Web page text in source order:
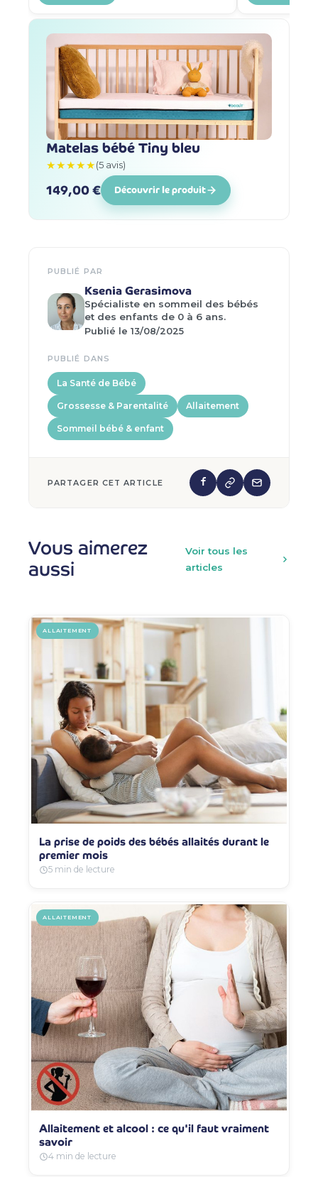
Matelas bébé Tiny bleu
★★★★★(5 avis)
149,00 € Découvrir le produit
PUBLIÉ PAR
Ksenia Gerasimova
Spécialiste en sommeil des bébés
et des enfants de 0 à 6 ans.
Publié le 13/08/2025
PUBLIÉ DANS
La Santé de Bébé
Grossesse & Parentalité Allaitement
Sommeil bébé & enfant
PARTAGER CET ARTICLE
Vous aimerez
aussi
Voir tous les
articles
ALLAITEMENT
La prise de poids des bébés allaités durant le
premier mois
5 min de lecture
ALLAITEMENT
Allaitement et alcool : ce qu'il faut vraiment
savoir
4 min de lecture